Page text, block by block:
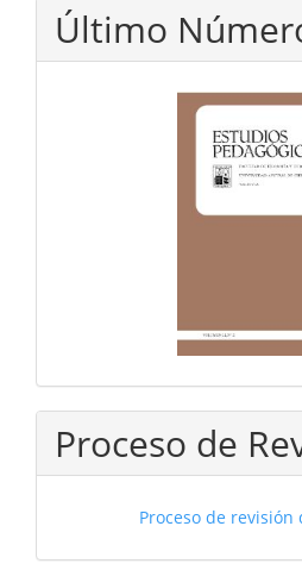
Último
Proceso de
Proceso de revisión